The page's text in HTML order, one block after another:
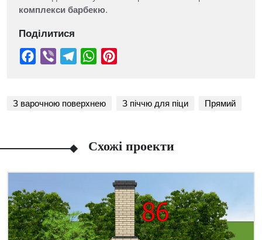
комплекси барбекю.
Поділитися
З варочною поверхнею З піччю для піци Прямий
Схожі проекти